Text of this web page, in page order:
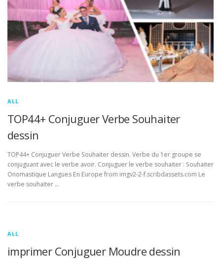
ALL
TOP44+ Conjuguer Verbe Souhaiter
dessin
TOP44+ Conjuguer Verbe Souhaiter dessin. Verbe du 1er groupe se
conjuguant avec le verbe avoir. Conjuguer le verbe souhaiter : Souhaiter
Onomastique Langues En Europe from imgv2-2-f.scribdassets.com Le
verbe souhaiter …
ALL
imprimer Conjuguer Moudre dessin